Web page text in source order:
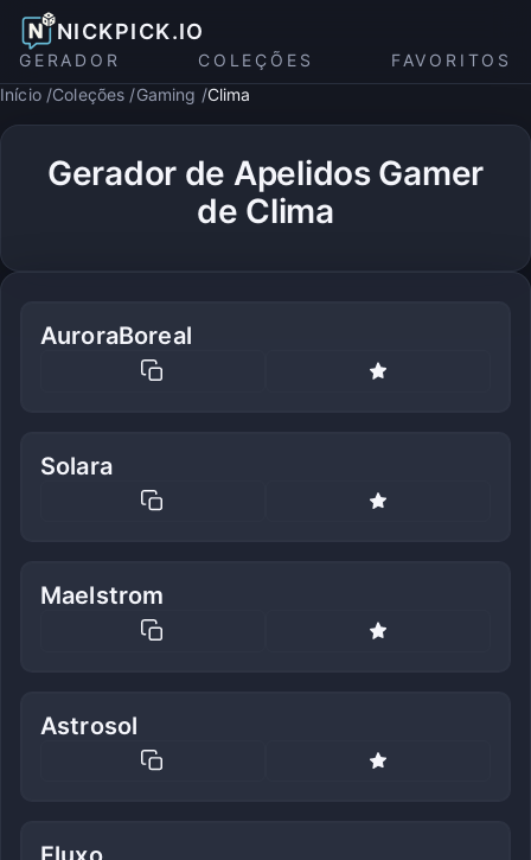
NICKPICK.IO
GERADOR COLEÇÕES
FAVORITOS
Início Coleções Gaming Clima
Gerador de Apelidos Gamer
de Clima
AuroraBoreal
Solara
Maelstrom
Astrosol